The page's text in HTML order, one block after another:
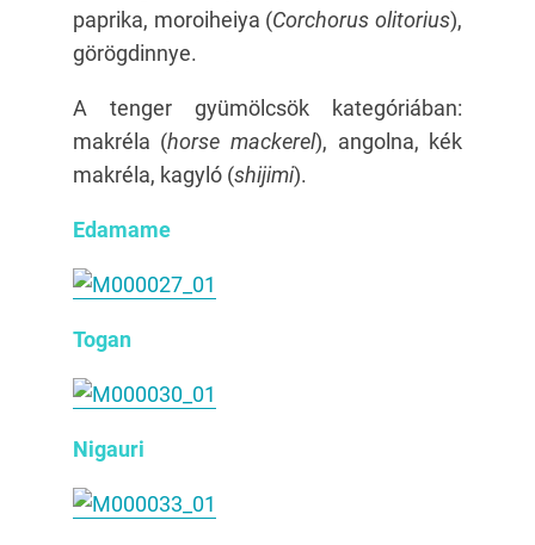
paprika, moroiheiya (Corchorus olitorius),
görögdinnye.
A tenger gyümölcsök kategóriában:
makréla (horse mackerel), angolna, kék
makréla, kagyló (shijimi).
Edamame
Togan
Nigauri